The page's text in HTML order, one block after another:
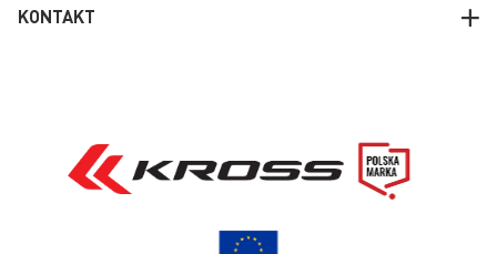
KONTAKT